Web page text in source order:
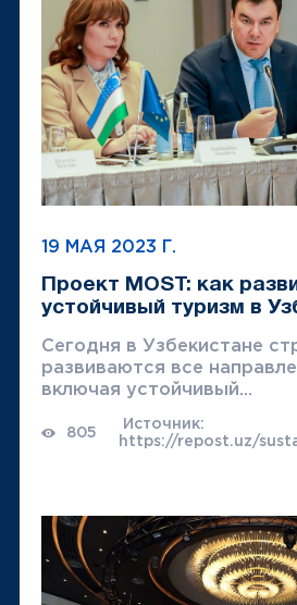
19 МАЯ 2023 Г.
Проект MOST: как
устойчивый туризм в
Сегодня в Узбекистане
развиваются все
включая устойчивый...
805
Источник:
https://repost.uz/